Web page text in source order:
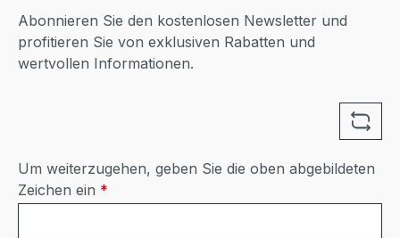
Abonnieren Sie den kostenlosen Newsletter und
profitieren Sie von exklusiven Rabatten und
wertvollen Informationen.
Um weiterzugehen, geben Sie die oben abgebildeten
Zeichen ein *